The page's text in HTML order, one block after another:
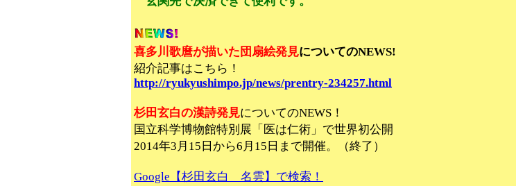
喜多川歌麿が描いた団扇絵発見についてのNEWS!
紹介記事はこちら！
http://ryukyushimpo.jp/news/prentry-234257.html
杉田玄白の漢詩発見についてのNEWS！
国立科学博物館特別展「医は仁術」で世界初公開
2014年3月15日から6月15日まで開催。（終了）
Google【杉田玄白 名雲】で検索！